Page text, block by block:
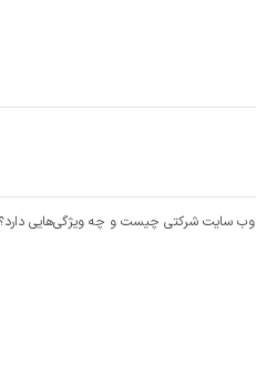
وب سایت شرکتی چیست و چه ویژگی‌هایی